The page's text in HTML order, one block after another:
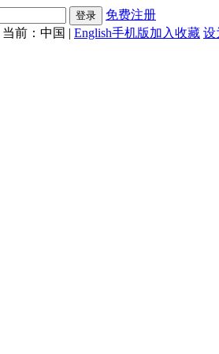
免费注册
当前：中国 | English手机版加入收藏 设